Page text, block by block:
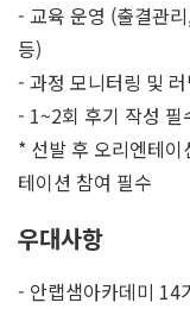
- 교육 운영 (출결관
등)
- 과정 모니터링 및
- 1~2회 후기 작성 필
* 선발 후 오리엔테
테이션 참여 필수
우대사항
- 안랩샘아카데미 14